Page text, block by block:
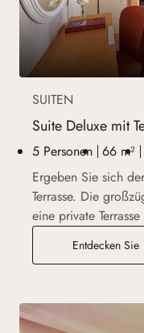
SUITEN
Suite Deluxe mit
5 Personen 66 m²
Ergeben Sie sich
Terrasse. Die
eine private
Entdecken Sie